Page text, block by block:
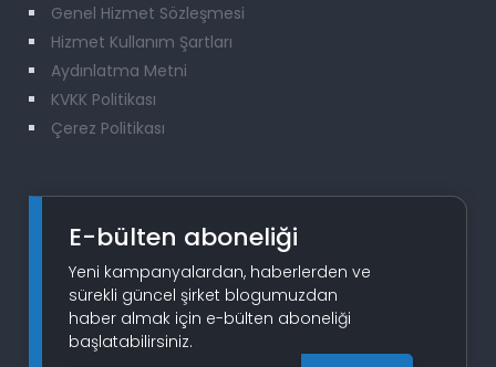
Genel Hizmet Sözleşmesi
Hizmet Kullanım Şartları
Aydınlatma Metni
KVKK Politikası
Çerez Politikası
E-bülten aboneliği
Yeni kampanyalardan, haberlerden ve
sürekli güncel şirket blogumuzdan
haber almak için e-bülten aboneliği
başlatabilirsiniz.